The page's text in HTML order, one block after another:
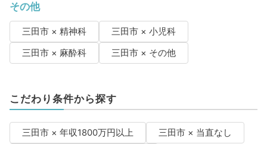
その他
三田市 × 精神科
三田市 × 小児科
三田市 × 麻酔科
三田市 × その他
こだわり条件から探す
三田市 × 年収1800万円以上
三田市 × 当直なし